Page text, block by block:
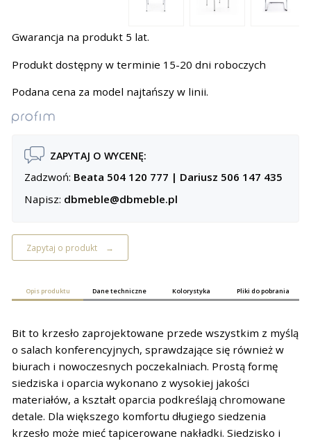
Gwarancja na produkt 5 lat.
Produkt dostępny w terminie 15-20 dni roboczych
Podana cena za model najtańszy w linii.
ZAPYTAJ O WYCENĘ:
Zadzwoń: Beata 504 120 777 | Dariusz 506 147 435
Napisz: dbmeble@dbmeble.pl
Zapytaj o produkt
Opis produktu Dane techniczne Kolorystyka Pliki do pobrania
Bit to krzesło zaprojektowane przede wszystkim z myślą
o salach konferencyjnych, sprawdzające się również w
biurach i nowoczesnych poczekalniach. Prostą formę
siedziska i oparcia wykonano z wysokiej jakości
materiałów, a kształt oparcia podkreślają chromowane
detale. Dla większego komfortu długiego siedzenia
krzesło może mieć tapicerowane nakładki. Siedzisko i